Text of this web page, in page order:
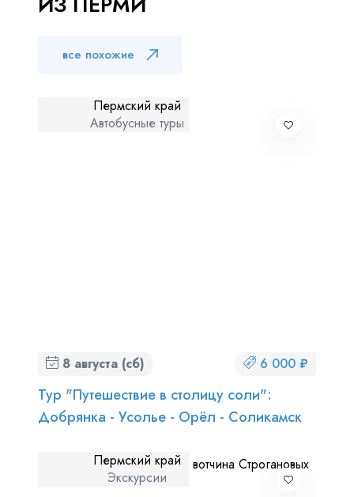
все похожие
Пермский край
Автобусные туры
8 августа (сб) 6 000 ₽
Тур "Путешествие в столицу соли":
Добрянка - Усолье - Орёл - Соликамск
Пермский край
Экскурсии